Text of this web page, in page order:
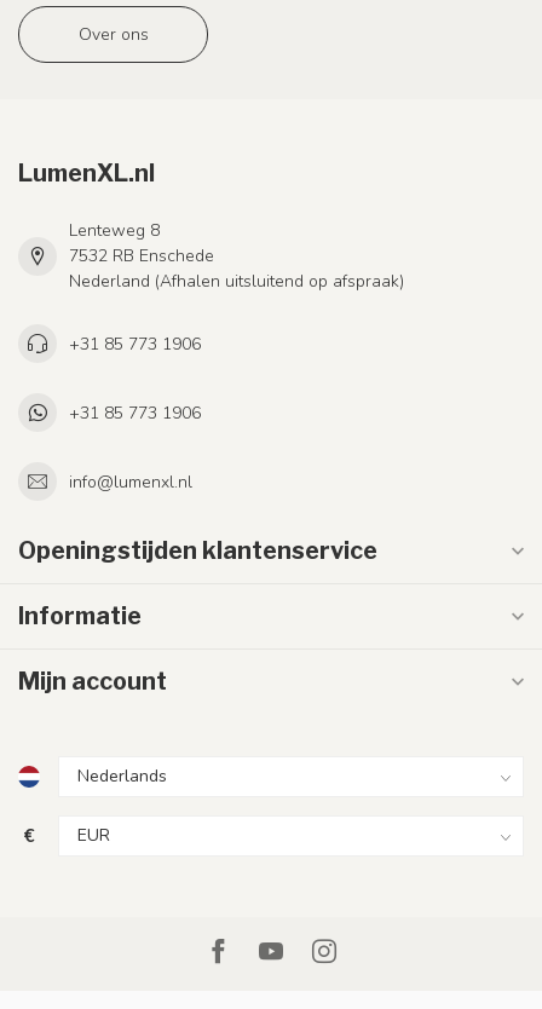
Over ons
LumenXL.nl
Lenteweg 8
7532 RB Enschede
Nederland (Afhalen uitsluitend op afspraak)
+31 85 773 1906
+31 85 773 1906
info@lumenxl.nl
Openingstijden klantenservice
Informatie
Mijn account
€